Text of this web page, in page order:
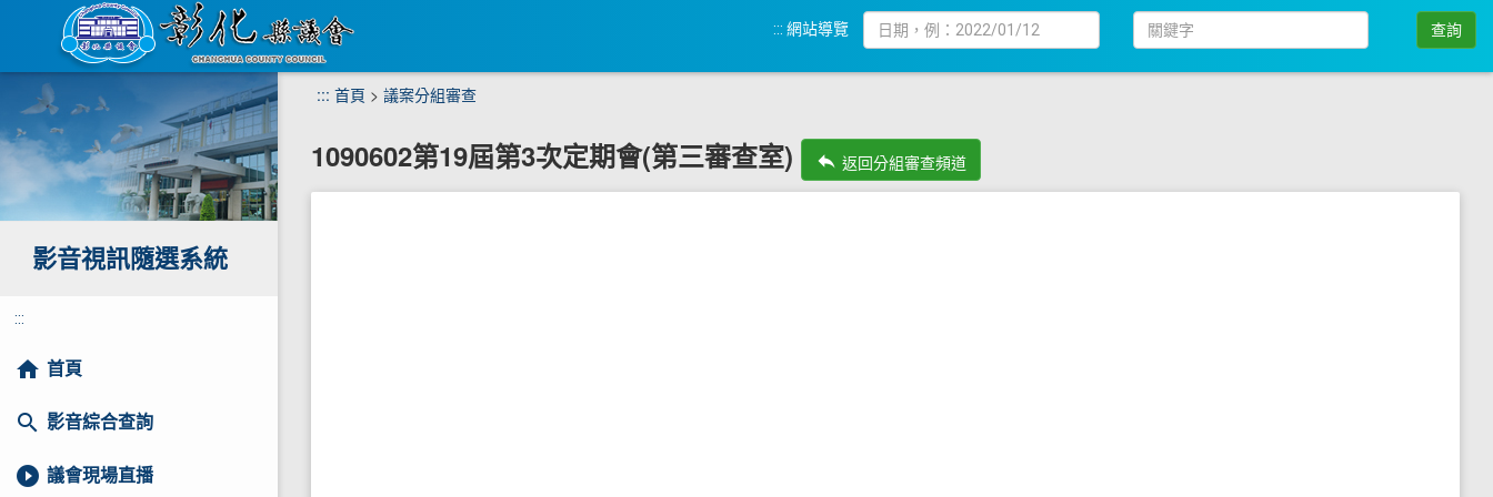
主
要
容
區
::: 網站導覽
期
鍵
查詢
影音視訊隨選系統
:::
home 首頁
search 影音綜合查詢
play_circle_filled 議會現場直播
::: 首頁 > 議案分組審查
1090602第19屆第3次定期會(第三審查室) reply 返回分組審查頻道